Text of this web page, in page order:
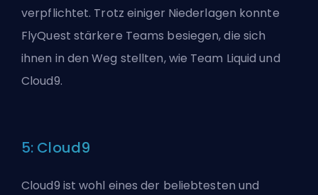
verpflichtet. Trotz einiger Niederlagen konnte
FlyQuest stärkere Teams besiegen, die sich
ihnen in den Weg stellten, wie Team Liquid und
Cloud9.
5: Cloud9
Cloud9 ist wohl eines der beliebtesten und